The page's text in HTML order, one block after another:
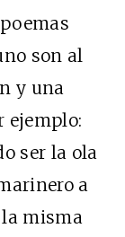
son al
y una
ejemplo:
ser la ola
a
misma